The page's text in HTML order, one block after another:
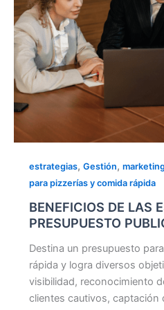
estrategias, Gestión,
para pizzerías y comida rápida
BENEFICIOS DE LAS
PRESUPUESTO
Destina un presupuesto
rápida y logra diversos
visibilidad, reconocimiento
clientes cautivos, captación